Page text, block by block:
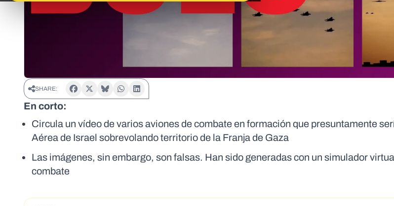
SHARE:
En corto:
Circula un vídeo de varios aviones de combate en formación que presuntamente
Aérea de Israel sobrevolando territorio de la Franja de Gaza
Las imágenes, sin embargo, son falsas. Han sido generadas con un simulador
combate